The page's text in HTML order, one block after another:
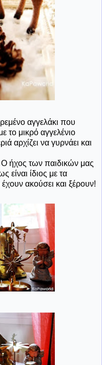
αγγελάκι που
μικρό αγγελένιο
αρχίζει να γυρνάει και
ήχος των παιδικών μας
είναι ίδιος με τα
ακούσει και ξέρουν!